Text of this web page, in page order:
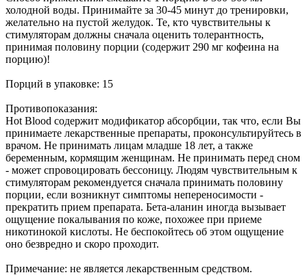
холодной воды. Принимайте за 30-45 минут до тренировки,
желательно на пустой желудок. Те, кто чувствительны к
стимуляторам должны сначала оценить толерантность,
принимая половину порции (содержит 290 мг кофеина на
порцию)!
Порций в упаковке: 15
Противопоказания:
Hot Blood содержит модификатор абсорбции, так что, если Вы
принимаете лекарственные препараты, проконсультируйтесь в
врачом. Не принимать лицам младше 18 лет, а также
беременным, кормящим женщинам. Не принимать перед сном
- может спровоцировать бессоницу. Людям чувствительным к
стимуляторам рекомендуется сначала принимать половину
порции, если возникнут симптомы непереносимости -
прекратить прием препарата. Бета-аланин иногда вызывает
ощущение покалывания по коже, похожее при приеме
никотинокой кислоты. Не беспокойтесь об этом ощущение
оно безвредно и скоро проходит.
Примечание: не является лекарственным средством.